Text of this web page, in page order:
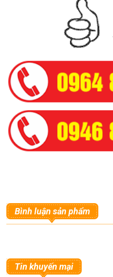
Bình luận sản phẩm
Tin khuyến mại